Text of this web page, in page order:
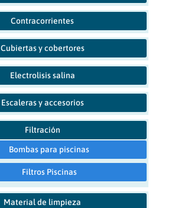
Contracorrientes
Cubiertas y cobertores
Electrolisis salina
Escaleras y accesorios
Filtración
Bombas para piscinas
Filtros Piscinas
Material de limpieza